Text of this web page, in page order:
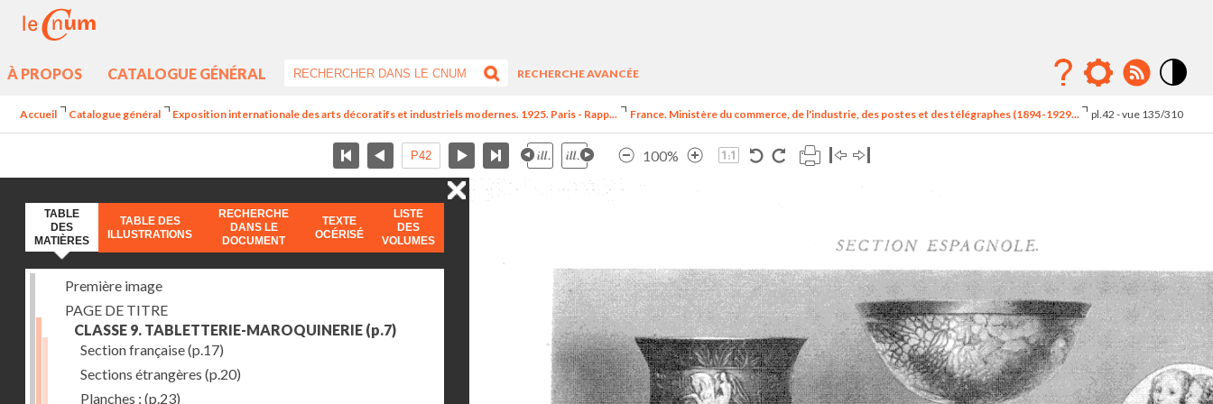
À PROPOS CATALOGUE GÉNÉRAL
RECHERCHE AVANCÉE
élévé
Accueil Catalogue général Exposition internationale des arts décoratifs et industriels modernes. 1925. Paris - Rapp... France. Ministère du commerce, de l'industrie, des postes et des télégraphes (1894-1929... pl.42 - vue 135/310
100%
TABLE
DES
MATIÈRES
TABLE DES
ILLUSTRATIONS
RECHERCHE
DANS LE
DOCUMENT
TEXTE
OCÉRISÉ
LISTE
DES
VOLUMES
Première image
PAGE DE TITRE
CLASSE 9. TABLETTERIE-MAROQUINERIE (p.7)
Section française(p.17)
Sections étrangères (p.20)
Planches : (p.23)